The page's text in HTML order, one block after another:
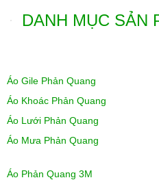
DANH MỤC SẢN
Áo Gile Phản Quang
Áo Khoác Phản Quang
Áo Lưới Phản Quang
Áo Mưa Phản Quang
Áo Phản Quang 3M